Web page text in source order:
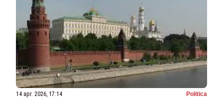
14 apr. 2026, 17:14 Politica